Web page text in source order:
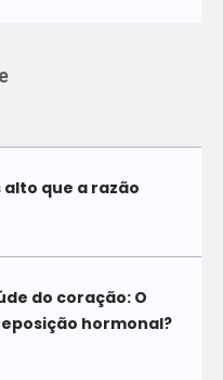
que a razão
do coração: O
hormonal?